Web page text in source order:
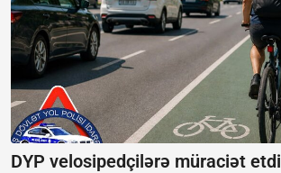
DYP velosipedçilərə müraciət etdi